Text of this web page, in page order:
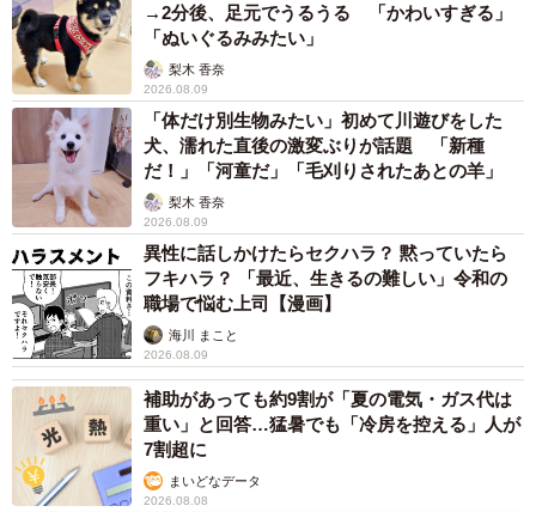
これが名物「寅さんカレー」。高麗ニンジンなど薬膳と一緒に煮込み、
「男はつらいよ」の撮影現場でも振る舞われた＝東京・銀座の「Pabu
蛾次ママ」
「蛾次ママ」の名物は渥美清さんも愛した蛾次郎オリジ
→2分後、足元でうるうる 「かわいすぎる」
「ぬいぐるみみたい」
梨木 香奈
2026.08.09
「体だけ別生物みたい」初めて川遊びをした
犬、濡れた直後の激変ぶりが話題 「新種
だ！」「河童だ」「毛刈りされたあとの羊」
梨木 香奈
2026.08.09
異性に話しかけたらセクハラ？ 黙っていたら
フキハラ？ 「最近、生きるの難しい」令和の
職場で悩む上司【漫画】
海川 まこと
2026.08.09
補助があっても約9割が「夏の電気・ガス代は
重い」と回答…猛暑でも「冷房を控える」人が
7割超に
まいどなデータ
2026.08.08